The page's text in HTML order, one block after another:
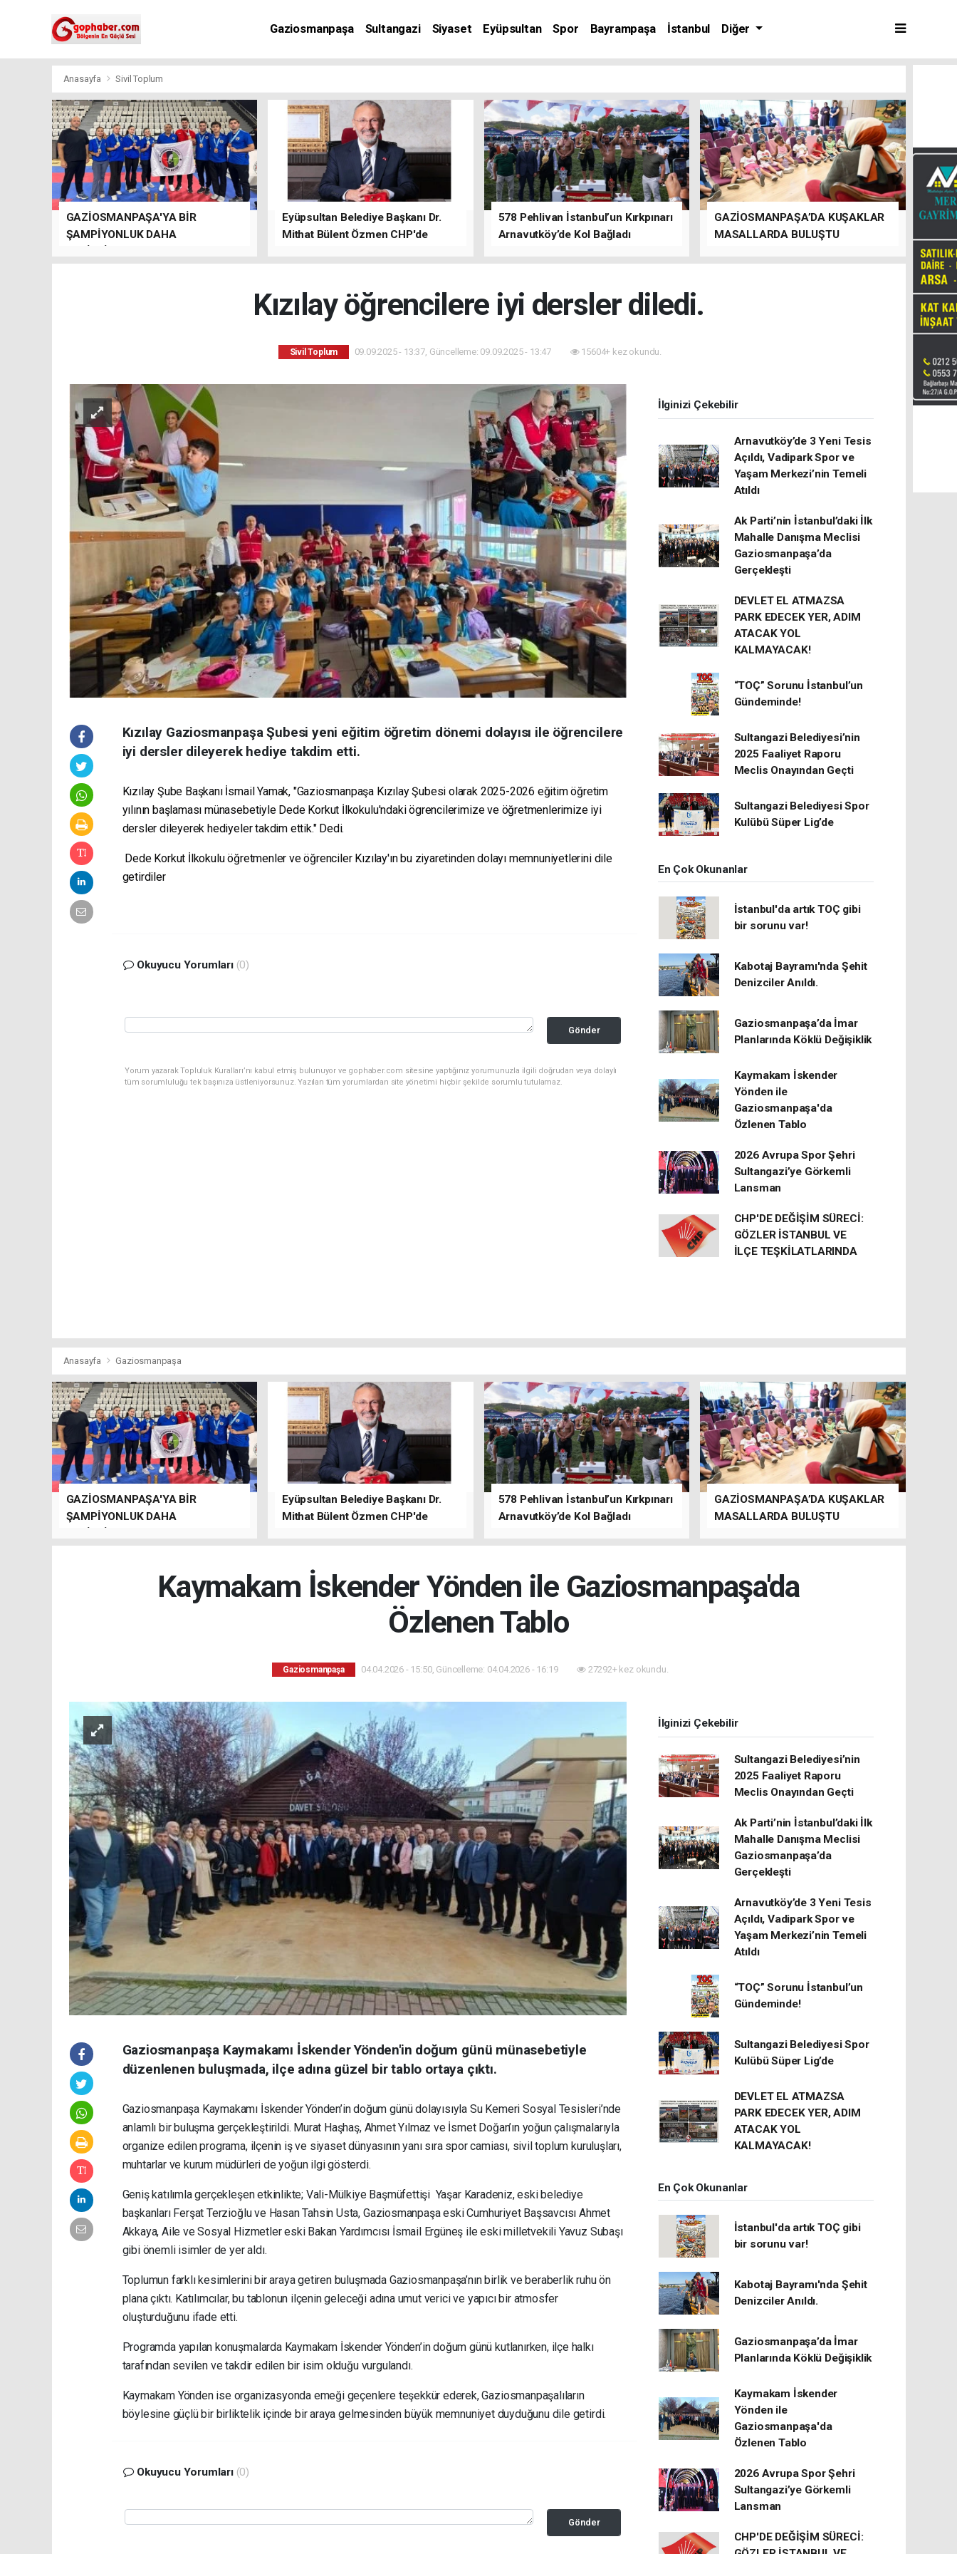
Gaziosmanpaşa Sultangazi Siyaset Eyüpsultan Spor Bayrampaşa İstanbul Diğer
Anasayfa Sivil Toplum
GAZİOSMANPAŞA'YA BİR
ŞAMPİYONLUK DAHA
Eyüpsultan Belediye Başkanı Dr.
Mithat Bülent Özmen CHP'de
578 Pehlivan İstanbul’un Kırkpınarı
Arnavutköy’de Kol Bağladı
GAZİOSMANPAŞA’DA KUŞAKLAR
MASALLARDA BULUŞTU
Kızılay öğrencilere iyi dersler diledi.
Sivil Toplum 09.09.2025 - 13:37, Güncelleme: 09.09.2025 - 13:47 15604+ kez okundu.
Kızılay Gaziosmanpaşa Şubesi yeni eğitim öğretim dönemi dolayısı ile öğrencilere
iyi dersler dileyerek hediye takdim etti.
Kızılay Şube Başkanı İsmail Yamak, "Gaziosmanpaşa Kızılay Şubesi olarak 2025-2026 eğitim öğretim
yılının başlaması münasebetiyle Dede Korkut İlkokulu'ndaki ögrencilerimize ve öğretmenlerimize iyi
dersler dileyerek hediyeler takdim ettik." Dedi.
Dede Korkut İlkokulu öğretmenler ve öğrenciler Kızılay'ın bu ziyaretinden dolayı memnuniyetlerini dile
getirdiler
Okuyucu Yorumları (0)
Gönder
Yorum yazarak Topluluk Kuralları’nı kabul etmiş bulunuyor ve gophaber.com sitesine yaptığınız yorumunuzla ilgili doğrudan veya dolaylı
tüm sorumluluğu tek başınıza üstleniyorsunuz. Yazılan tüm yorumlardan site yönetimi hiçbir şekilde sorumlu tutulamaz.
İlginizi Çekebilir
Arnavutköy’de 3 Yeni Tesis
Açıldı, Vadipark Spor ve
Yaşam Merkezi’nin Temeli
Atıldı
Ak Parti’nin İstanbul’daki İlk
Mahalle Danışma Meclisi
Gaziosmanpaşa’da
Gerçekleşti
DEVLET EL ATMAZSA
PARK EDECEK YER, ADIM
ATACAK YOL
KALMAYACAK!
“TOÇ” Sorunu İstanbul’un
Gündeminde!
Sultangazi Belediyesi’nin
2025 Faaliyet Raporu
Meclis Onayından Geçti
Sultangazi Belediyesi Spor
Kulübü Süper Lig’de
En Çok Okunanlar
İstanbul'da artık TOÇ gibi
bir sorunu var!
Kabotaj Bayramı'nda Şehit
Denizciler Anıldı.
Gaziosmanpaşa’da İmar
Planlarında Köklü Değişiklik
Kaymakam İskender
Yönden ile
Gaziosmanpaşa'da
Özlenen Tablo
2026 Avrupa Spor Şehri
Sultangazi’ye Görkemli
Lansman
CHP'DE DEĞİŞİM SÜRECİ:
GÖZLER İSTANBUL VE
İLÇE TEŞKİLATLARINDA
Anasayfa Gaziosmanpaşa
GAZİOSMANPAŞA'YA BİR
ŞAMPİYONLUK DAHA
Eyüpsultan Belediye Başkanı Dr.
Mithat Bülent Özmen CHP'de
578 Pehlivan İstanbul’un Kırkpınarı
Arnavutköy’de Kol Bağladı
GAZİOSMANPAŞA’DA KUŞAKLAR
MASALLARDA BULUŞTU
Kaymakam İskender Yönden ile Gaziosmanpaşa'da
Özlenen Tablo
Gaziosmanpaşa 04.04.2026 - 15:50, Güncelleme: 04.04.2026 - 16:19 27292+ kez okundu.
Gaziosmanpaşa Kaymakamı İskender Yönden'in doğum günü münasebetiyle
düzenlenen buluşmada, ilçe adına güzel bir tablo ortaya çıktı.
Gaziosmanpaşa Kaymakamı İskender Yönden’in doğum günü dolayısıyla Su Kemeri Sosyal Tesisleri’nde
anlamlı bir buluşma gerçekleştirildi. Murat Haşhaş, Ahmet Yılmaz ve İsmet Doğan’ın yoğun çalışmalarıyla
organize edilen programa, ilçenin iş ve siyaset dünyasının yanı sıra spor camiası, sivil toplum kuruluşları,
muhtarlar ve kurum müdürleri de yoğun ilgi gösterdi.
Geniş katılımla gerçekleşen etkinlikte; Vali-Mülkiye Başmüfettişi Yaşar Karadeniz, eski belediye
başkanları Ferşat Terzioğlu ve Hasan Tahsin Usta, Gaziosmanpaşa eski Cumhuriyet Başsavcısı Ahmet
Akkaya, Aile ve Sosyal Hizmetler eski Bakan Yardımcısı İsmail Ergüneş ile eski milletvekili Yavuz Subaşı
gibi önemli isimler de yer aldı.
Toplumun farklı kesimlerini bir araya getiren buluşmada Gaziosmanpaşa’nın birlik ve beraberlik ruhu ön
plana çıktı. Katılımcılar, bu tablonun ilçenin geleceği adına umut verici ve yapıcı bir atmosfer
oluşturduğunu ifade etti.
Programda yapılan konuşmalarda Kaymakam İskender Yönden’in doğum günü kutlanırken, ilçe halkı
tarafından sevilen ve takdir edilen bir isim olduğu vurgulandı.
Kaymakam Yönden ise organizasyonda emeği geçenlere teşekkür ederek, Gaziosmanpaşalıların
böylesine güçlü bir birliktelik içinde bir araya gelmesinden büyük memnuniyet duyduğunu dile getirdi.
Okuyucu Yorumları (0)
Gönder
İlginizi Çekebilir
Sultangazi Belediyesi’nin
2025 Faaliyet Raporu
Meclis Onayından Geçti
Ak Parti’nin İstanbul’daki İlk
Mahalle Danışma Meclisi
Gaziosmanpaşa’da
Gerçekleşti
Arnavutköy’de 3 Yeni Tesis
Açıldı, Vadipark Spor ve
Yaşam Merkezi’nin Temeli
Atıldı
“TOÇ” Sorunu İstanbul’un
Gündeminde!
Sultangazi Belediyesi Spor
Kulübü Süper Lig’de
DEVLET EL ATMAZSA
PARK EDECEK YER, ADIM
ATACAK YOL
KALMAYACAK!
En Çok Okunanlar
İstanbul'da artık TOÇ gibi
bir sorunu var!
Kabotaj Bayramı'nda Şehit
Denizciler Anıldı.
Gaziosmanpaşa’da İmar
Planlarında Köklü Değişiklik
Kaymakam İskender
Yönden ile
Gaziosmanpaşa'da
Özlenen Tablo
2026 Avrupa Spor Şehri
Sultangazi’ye Görkemli
Lansman
CHP'DE DEĞİŞİM SÜRECİ: